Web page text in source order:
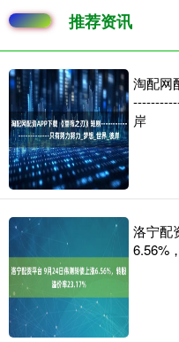
推荐资讯
淘配网
岸
洛宁配
6.56%